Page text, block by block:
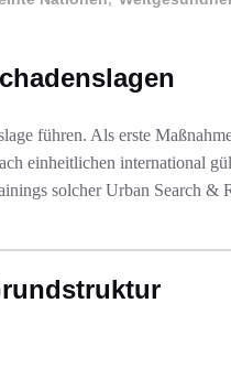
führen. Als erste
einheitlichen international
solcher Urban Search &